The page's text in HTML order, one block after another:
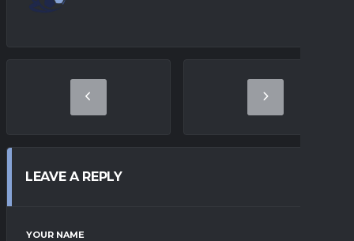
LEAVE A REPLY
YOUR NAME